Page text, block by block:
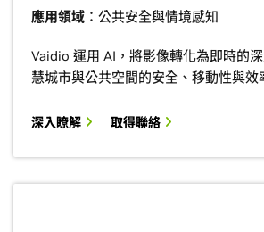
應用領域 ：公共安全與情境感知
Vaidio 運用 AI，將影像轉化為即時的
慧城市與公共空間的安全、移動性與效
深入瞭解 取得聯絡